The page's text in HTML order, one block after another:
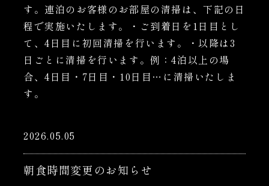
す。連泊のお客様のお部屋の清掃は、下記の日
程で実施いたします。・ご到着日を1日目とし
て、4日目に初回清掃を行います。・以降は3
日ごとに清掃を行います。例：4泊以上の場
合、4日目・7日目・10日目…に清掃いたしま
す。
2026.05.05
朝食時間変更のお知らせ